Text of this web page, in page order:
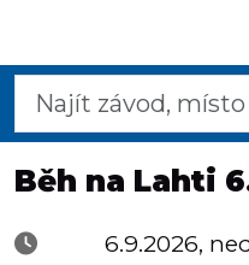
OCR
Praha
Běh na Lahti
6.9.2026,